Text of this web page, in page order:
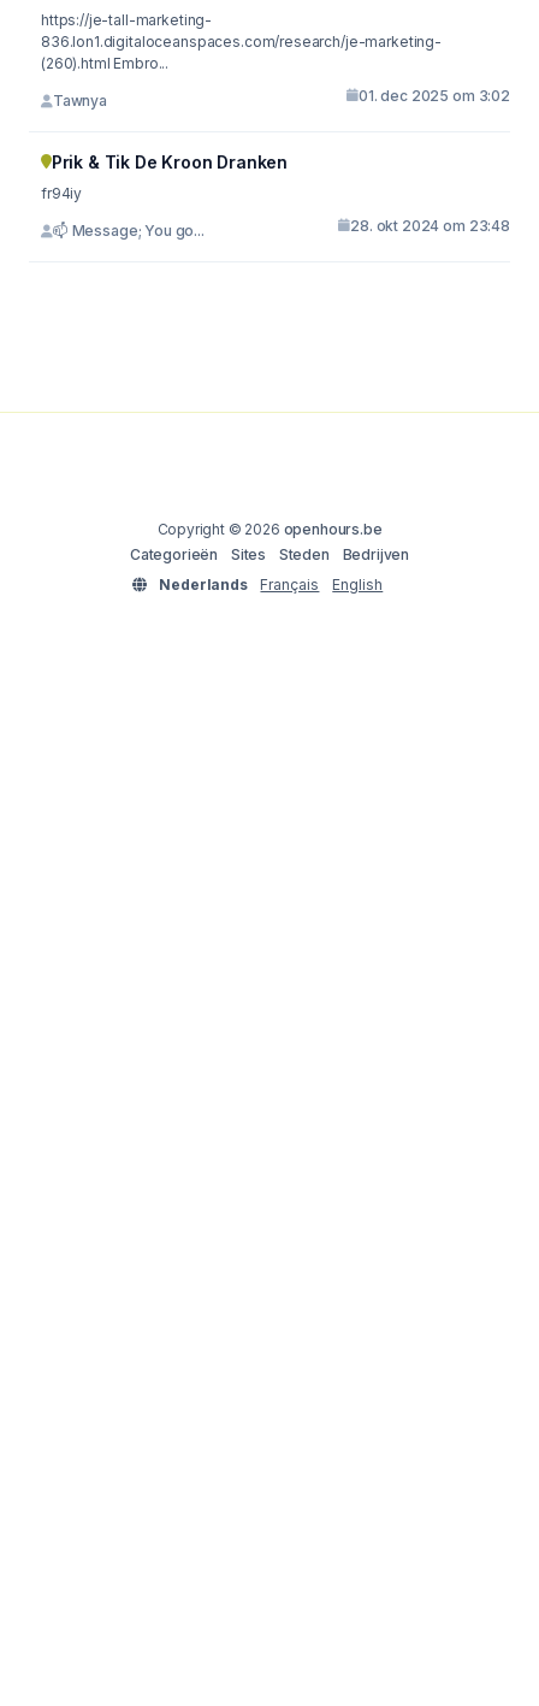
https://je-tall-marketing-
836.lon1.digitaloceanspaces.com/research/je-marketing-
(260).html Embro...
Tawnya 01. dec 2025 om 3:02
Prik & Tik De Kroon Dranken
fr94iy
📫 Message; You go... 28. okt 2024 om 23:48
Copyright © 2026 openhours.be
Categorieën
Sites Steden
Bedrijven
Nederlands
Français English